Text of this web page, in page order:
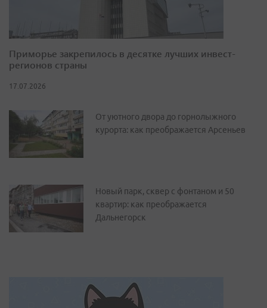
Приморье закрепилось в десятке лучших инвест-
регионов страны
17.07.2026
От уютного двора до горнолыжного
курорта: как преображается Арсеньев
Новый парк, сквер с фонтаном и 50
квартир: как преображается
Дальнегорск